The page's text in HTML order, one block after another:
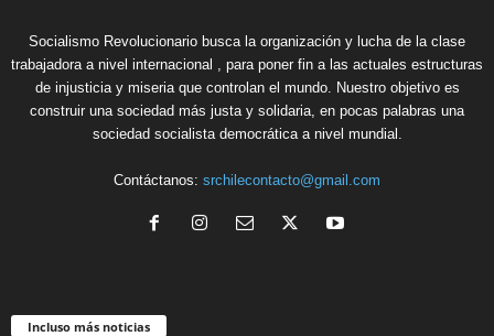
Socialismo Revolucionario busca la organización y lucha de la clase
trabajadora a nivel internacional , para poner fin a las actuales estructuras
de injusticia y miseria que controlan el mundo. Nuestro objetivo es
construir una sociedad más justa y solidaria, en pocas palabras una
sociedad socialista democrática a nivel mundial.
Contáctanos: srchilecontacto@gmail.com
Incluso más noticias